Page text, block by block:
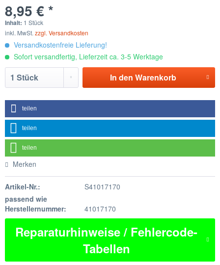
8,95 € *
Inhalt: 1 Stück
inkl. MwSt. zzgl. Versandkosten
Versandkostenfreie Lieferung!
Sofort versandfertig, Lieferzeit ca. 3-5 Werktage
In den Warenkorb
teilen
teilen
teilen
Merken
Artikel-Nr.:
S41017170
passend wie
Herstellernummer:
41017170
Reparaturhinweise / Fehlercode-
Tabellen